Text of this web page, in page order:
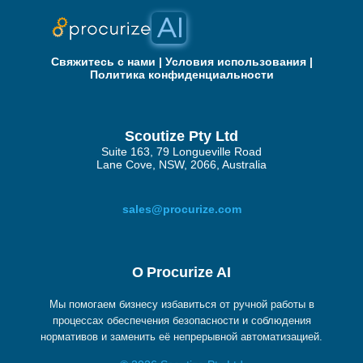
Свяжитесь с нами | Условия использования|
Политика конфиденциальности
Scoutize Pty Ltd
Suite 163, 79 Longueville Road
Lane Cove, NSW, 2066, Australia
sales@procurize.com
О Procurize AI
Мы помогаем бизнесу избавиться от ручной работы в
процессах обеспечения безопасности и соблюдения
нормативов и заменить её непрерывной автоматизацией.